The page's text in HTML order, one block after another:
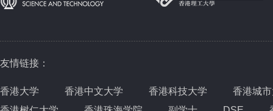
友情链接：
香港大学 香港中文大学 香港科技大学
香港城